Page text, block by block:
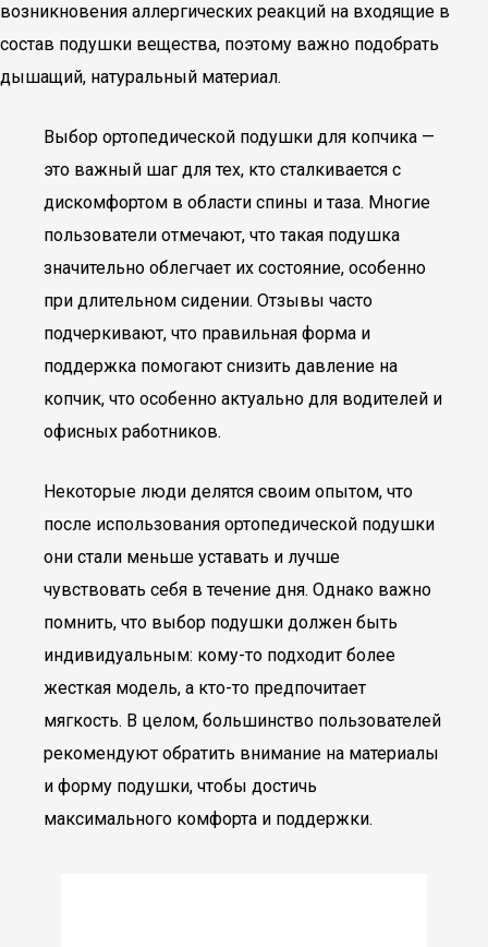
возникновения аллергических реакций на входящие в
состав подушки вещества, поэтому важно подобрать
дышащий, натуральный материал.
Выбор ортопедической подушки для копчика —
это важный шаг для тех, кто сталкивается с
дискомфортом в области спины и таза. Многие
пользователи отмечают, что такая подушка
значительно облегчает их состояние, особенно
при длительном сидении. Отзывы часто
подчеркивают, что правильная форма и
поддержка помогают снизить давление на
копчик, что особенно актуально для водителей и
офисных работников.
Некоторые люди делятся своим опытом, что
после использования ортопедической подушки
они стали меньше уставать и лучше
чувствовать себя в течение дня. Однако важно
помнить, что выбор подушки должен быть
индивидуальным: кому-то подходит более
жесткая модель, а кто-то предпочитает
мягкость. В целом, большинство пользователей
рекомендуют обратить внимание на материалы
и форму подушки, чтобы достичь
максимального комфорта и поддержки.